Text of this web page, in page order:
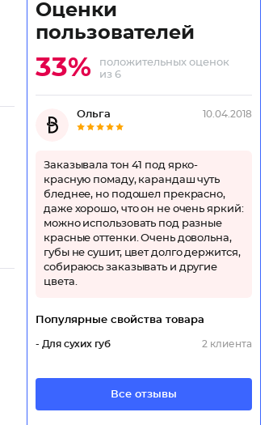
Оценки
пользователей
33%
положительных оценок
из 6
Ольга 10.04.2018
Заказывала тон 41 под ярко-
красную помаду, карандаш чуть
бледнее, но подошел прекрасно,
даже хорошо, что он не очень яркий:
можно использовать под разные
красные оттенки. Очень довольна,
губы не сушит, цвет долго держится,
собираюсь заказывать и другие
цвета.
Популярные свойства товара
- Для сухих губ 2 клиента
Все отзывы